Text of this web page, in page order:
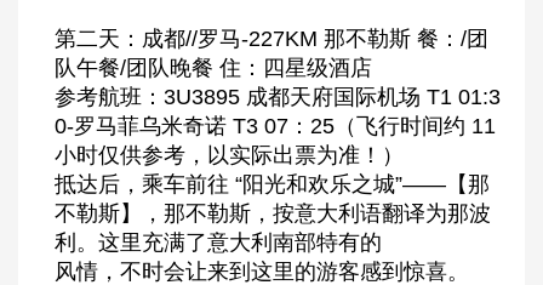
第二天：成都//罗马-227KM 那不勒斯 餐：/团
队午餐/团队晚餐 住：四星级酒店
参考航班：3U3895 成都天府国际机场 T1 01:3
0-罗马菲乌米奇诺 T3 07：25（飞行时间约 11
小时仅供参考，以实际出票为准！）
抵达后，乘车前往 “阳光和欢乐之城”——【那
不勒斯】，那不勒斯，按意大利语翻译为那波
利。这里充满了意大利南部特有的
风情，不时会让来到这里的游客感到惊喜。